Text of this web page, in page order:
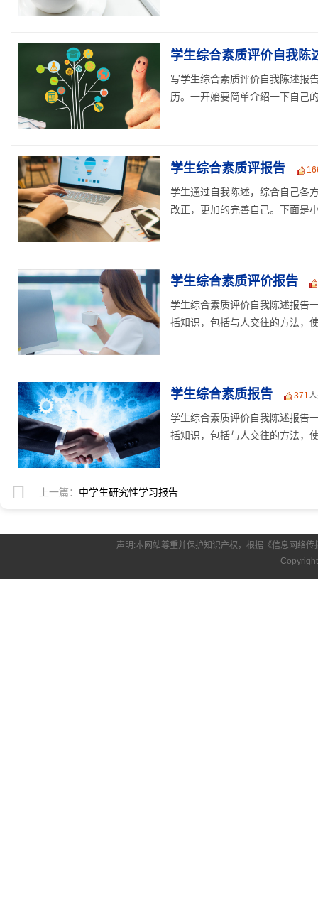
学生综合素质评价自我陈
写学生综合素质评价自我陈述报
历。一开始要简单介绍一下自己
学生综合素质评报告
学生通过自我陈述，综合自己各
改正，更加的完善自己。下面是
学生综合素质评价报告
学生综合素质评价自我陈述报告
括知识，包括与人交往的方法，
学生综合素质报告 371
学生综合素质评价自我陈述报告
括知识，包括与人交往的方法，
上一篇： 中学生研究性学习报告
声明:本网站尊重并保护知识产权，根据《信息网络